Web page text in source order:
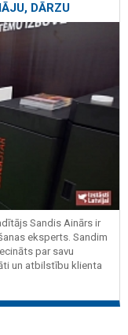
DĀRZU
Sandis Ainārs ir
eksperts. Sandim
par savu
un atbilstību klienta